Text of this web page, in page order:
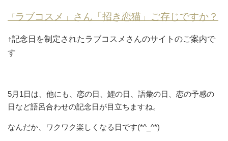
「ラブコスメ」さん「招き恋猫」ご存じですか？
↑記念日を制定されたラブコスメさんのサイトのご案内で
す
5月1日は、他にも、恋の日、鯉の日、語彙の日、恋の予感の
日など語呂合わせの記念日が目立ちますね。
なんだか、ワクワク楽しくなる日です(*^_^*)